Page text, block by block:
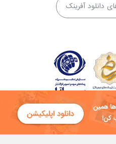
دانلود آفرینک
هفت آسمان توکان تعلق دارد و